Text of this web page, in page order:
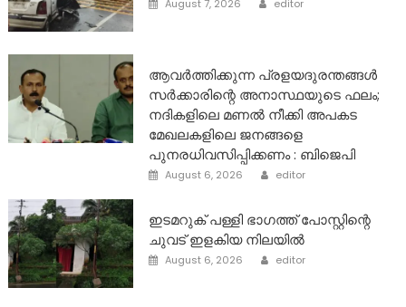
August 7, 2026 editor
ആവർത്തിക്കുന്ന പ്രളയദുരന്തങ്ങൾ
സർക്കാരിന്റെ അനാസ്ഥയുടെ ഫലം;
നദികളിലെ മണൽ നീക്കി അപകട
മേഖലകളിലെ ജനങ്ങളെ
പുനരധിവസിപ്പിക്കണം : ബിജെപി
Posted
August 6, 2026 Author
editor
ഇടമറുക് പള്ളി ഭാഗത്ത്‌ പോസ്റ്റിന്റെ
ചുവട് ഇളകിയ നിലയിൽ
Posted
August 6, 2026 Author
editor